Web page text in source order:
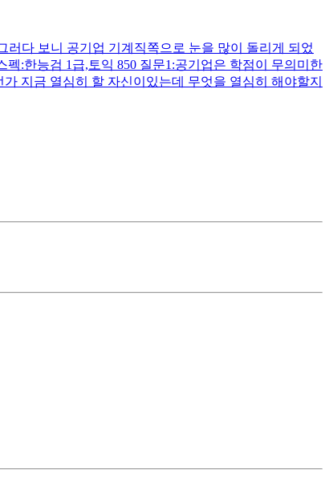
다 보니 공기업 기계직쪽으로 눈을 많이 돌리게 되었
:한능검 1급,토익 850 질문1:공기업은 학점이 무의미한
지금 열심히 할 자신이있는데 무엇을 열심히 해야할지